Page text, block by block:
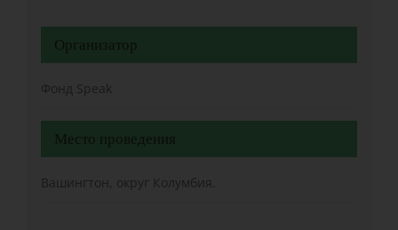
Место проведения
Вашингтон, округ Колумбия.
Организатор
Фонд Speak